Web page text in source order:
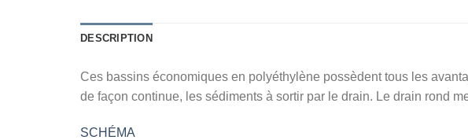
DESCRIPTION
Ces bassins économiques en polyéthylène possèdent tous les
de façon continue, les sédiments à sortir par le drain. Le drain rond
SCHÉMA